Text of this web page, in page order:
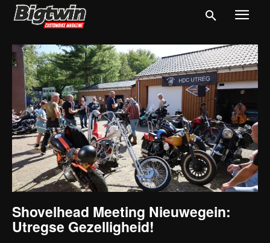
Shovelhead Meeting Nieuwegein:
Utregse Gezelligheid!